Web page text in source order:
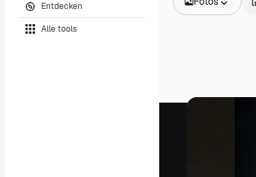
Entdecken
Alle tools
Videos